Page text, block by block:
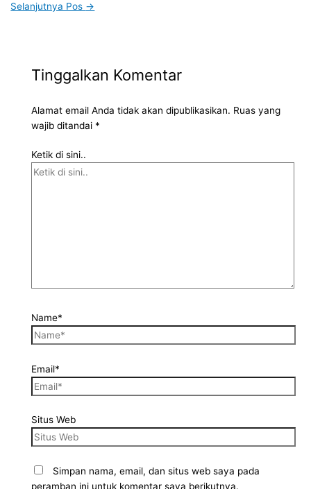
Selanjutnya Pos →
Tinggalkan Komentar
Alamat email Anda tidak akan dipublikasikan. Ruas yang
wajib ditandai *
Ketik di sini..
Name*
Email*
Situs Web
Simpan nama, email, dan situs web saya pada
peramban ini untuk komentar saya berikutnya.